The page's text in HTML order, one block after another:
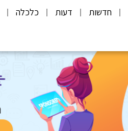
חדשות דעות כלכלה